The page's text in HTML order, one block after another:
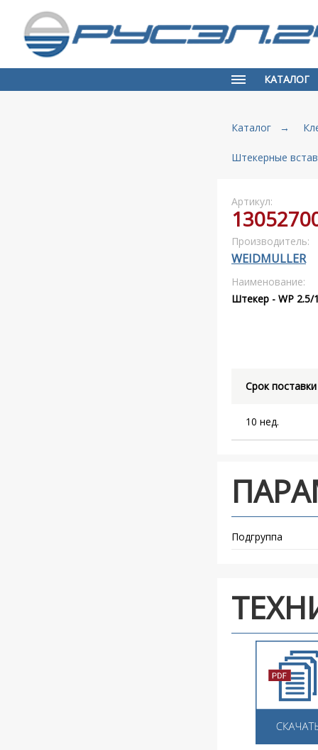
КАТАЛОГ
Каталог →
Штекерные
Артикул:
Производитель:
WEIDMULLER
Наименование:
Штекер - WP 2.5/
Срок поставки
10 нед.
Подгруппа